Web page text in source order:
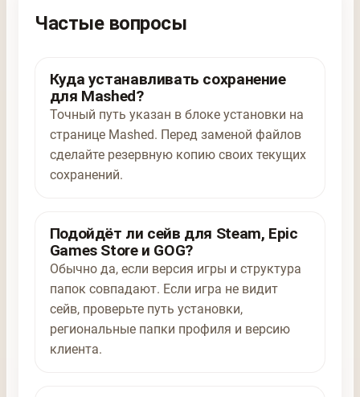
Частые вопросы
Куда устанавливать сохранение
для Mashed?
Точный путь указан в блоке установки на
странице Mashed. Перед заменой файлов
сделайте резервную копию своих текущих
сохранений.
Подойдёт ли сейв для Steam, Epic
Games Store и GOG?
Обычно да, если версия игры и структура
папок совпадают. Если игра не видит
сейв, проверьте путь установки,
региональные папки профиля и версию
клиента.